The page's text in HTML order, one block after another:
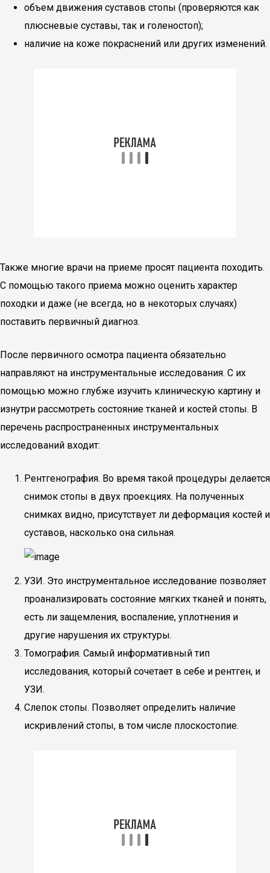
объем движения суставов стопы (проверяются как
плюсневые суставы, так и голеностоп);
наличие на коже покраснений или других изменений.
Также многие врачи на приеме просят пациента походить.
С помощью такого приема можно оценить характер
походки и даже (не всегда, но в некоторых случаях)
поставить первичный диагноз.
После первичного осмотра пациента обязательно
направляют на инструментальные исследования. С их
помощью можно глубже изучить клиническую картину и
изнутри рассмотреть состояние тканей и костей стопы. В
перечень распространенных инструментальных
исследований входит:
Рентгенография. Во время такой процедуры делается
снимок стопы в двух проекциях. На полученных
снимках видно, присутствует ли деформация костей и
суставов, насколько она сильная.
УЗИ. Это инструментальное исследование позволяет
проанализировать состояние мягких тканей и понять,
есть ли защемления, воспаление, уплотнения и
другие нарушения их структуры.
Томография. Самый информативный тип
исследования, который сочетает в себе и рентген, и
УЗИ.
Слепок стопы. Позволяет определить наличие
искривлений стопы, в том числе плоскостопие.